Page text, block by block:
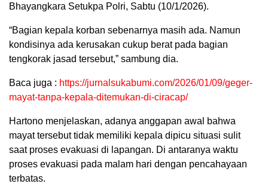
Bhayangkara Setukpa Polri, Sabtu (10/1/2026).
“Bagian kepala korban sebenarnya masih ada. Namun
kondisinya ada kerusakan cukup berat pada bagian
tengkorak jasad tersebut,” sambung dia.
Baca juga : https://jurnalsukabumi.com/2026/01/09/geger-
mayat-tanpa-kepala-ditemukan-di-ciracap/
Hartono menjelaskan, adanya anggapan awal bahwa
mayat tersebut tidak memiliki kepala dipicu situasi sulit
saat proses evakuasi di lapangan. Di antaranya waktu
proses evakuasi pada malam hari dengan pencahayaan
terbatas.